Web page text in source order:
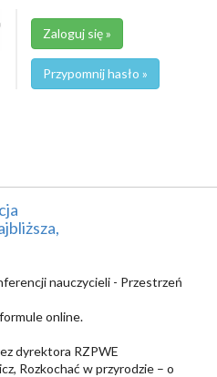
Zaloguj się »
Przypomnij hasło »
nauczycieli - Przestrzeń
online.
dyrektora RZPWE
Rozkochać w przyrodzie – o